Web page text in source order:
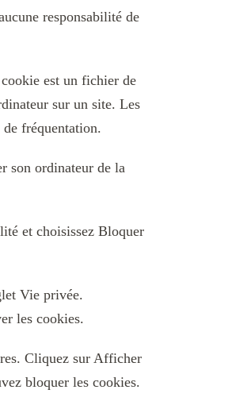
responsabilité de
est un fichier de
sur un site. Les
fréquentation.
son ordinateur de la
et choisissez Bloquer
Vie privée.
les cookies.
Cliquez sur Afficher
bloquer les cookies.